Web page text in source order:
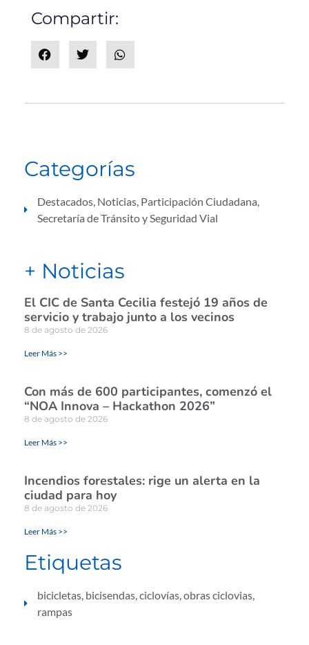
Compartir:
Categorías
Destacados, Noticias, Participación Ciudadana,
Secretaría de Tránsito y Seguridad Vial
+ Noticias
El CIC de Santa Cecilia festejó 19 años de
servicio y trabajo junto a los vecinos
8 de agosto de 2026
Leer Más >>
Con más de 600 participantes, comenzó el
“NOA Innova – Hackathon 2026”
8 de agosto de 2026
Leer Más >>
Incendios forestales: rige un alerta en la
ciudad para hoy
8 de agosto de 2026
Leer Más >>
Etiquetas
bicicletas, bicisendas,ciclovías,obras ciclovias,
rampas